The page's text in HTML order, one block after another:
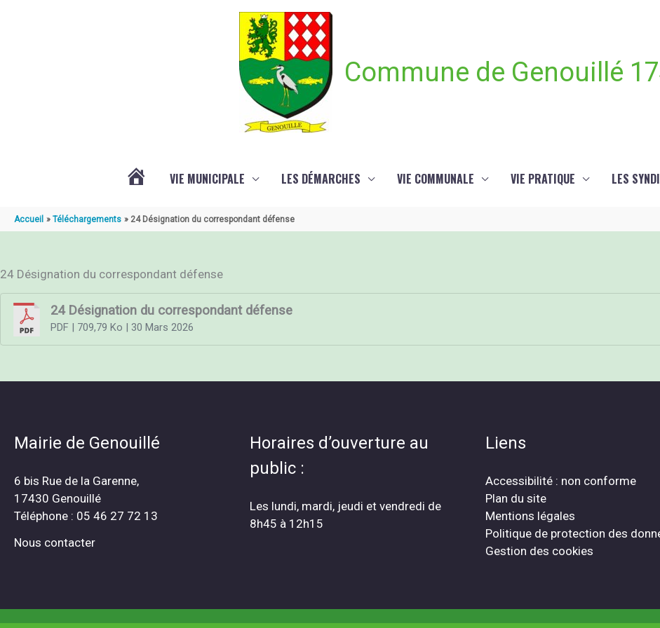
Commune de Genouillé
GENOUILLÉ
VIE MUNICIPALE LES DÉMARCHES VIE COMMUNALE VIE PRATIQUE LES
Accueil Téléchargements 24 Désignation du correspondant défense
24 Désignation du correspondant défense
24 Désignation du correspondant défense
PDF| 709,79 Ko | 30 Mars 2026
Mairie de Genouillé
6 bis Rue de la Garenne,
17430 Genouillé
Téléphone : 05 46 27 72 13
Nous contacter
Horaires d’ouverture au
public :
Les lundi, mardi, jeudi et vendredi de
8h45 à 12h15
Liens
Accessibilité : non conforme
Plan du site
Mentions légales
Politique de protection des
Gestion des cookies